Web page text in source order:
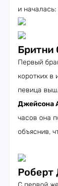
и
Бритни
Первый
коротких в
певица
Джейсона
часов она
объяснив,
Роберт